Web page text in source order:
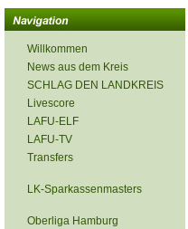
Willkommen
News aus dem Kreis
SCHLAG DEN LANDKREIS
Livescore
LAFU-ELF
LAFU-TV
Transfers
LK-Sparkassenmasters
Oberliga Hamburg